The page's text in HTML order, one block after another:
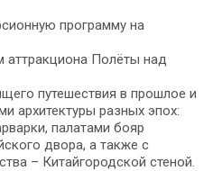
программу на
Полёты над
путешествия в прошлое и
архитектуры разных эпох:
палатами бояр
двора, а также с
– Китайгородской стеной.